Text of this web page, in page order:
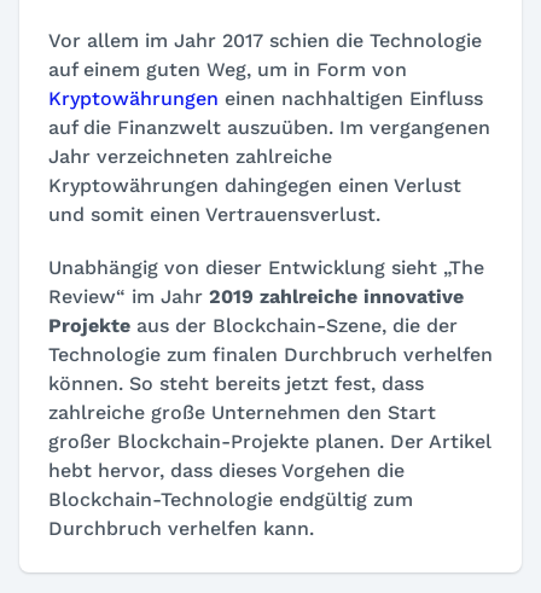
Vor allem im Jahr 2017 schien die Technologie
auf einem guten Weg, um in Form von
Kryptowährungen einen nachhaltigen Einfluss
auf die Finanzwelt auszuüben. Im vergangenen
Jahr verzeichneten zahlreiche
Kryptowährungen dahingegen einen Verlust
und somit einen Vertrauensverlust.
Unabhängig von dieser Entwicklung sieht „The
Review“ im Jahr 2019 zahlreiche innovative
Projekte aus der Blockchain-Szene, die der
Technologie zum finalen Durchbruch verhelfen
können. So steht bereits jetzt fest, dass
zahlreiche große Unternehmen den Start
großer Blockchain-Projekte planen. Der Artikel
hebt hervor, dass dieses Vorgehen die
Blockchain-Technologie endgültig zum
Durchbruch verhelfen kann.